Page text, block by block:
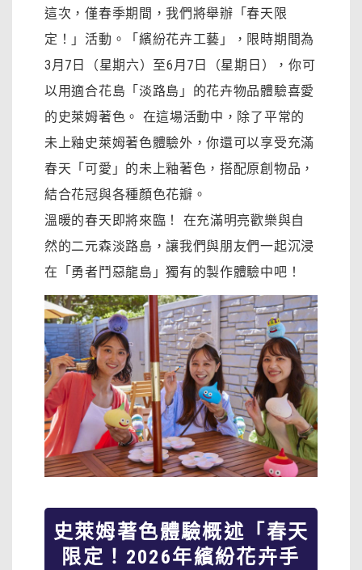
這次，僅春季期間，我們將舉辦「春天限
定！」活動。「繽紛花卉工藝」，限時期間為
3月7日（星期六）至6月7日（星期日），你可
以用適合花島「淡路島」的花卉物品體驗喜愛
的史萊姆著色。 在這場活動中，除了平常的
未上釉史萊姆著色體驗外，你還可以享受充滿
春天「可愛」的未上釉著色，搭配原創物品，
結合花冠與各種顏色花瓣。
溫暖的春天即將來臨！ 在充滿明亮歡樂與自
然的二元森淡路島，讓我們與朋友們一起沉浸
在「勇者鬥惡龍島」獨有的製作體驗中吧！
史萊姆著色體驗概述「春天
限定！2026年繽紛花卉手